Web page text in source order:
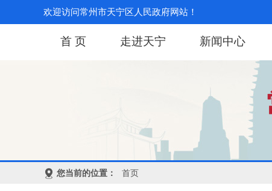
欢迎访问常州市天宁区人民政府网站！
首 页 走进天宁 新闻中心
您当前的位置： 首页